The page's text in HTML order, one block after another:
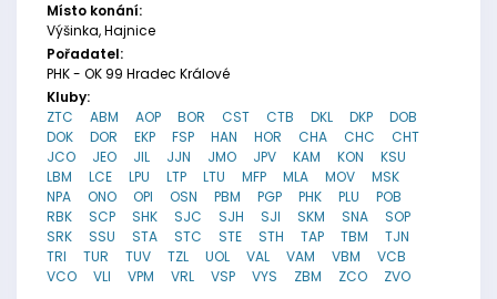
Místo konání:
Výšinka, Hajnice
Pořadatel:
PHK - OK 99 Hradec Králové
Kluby:
ZTC
ABM AOP BOR CST CTB DKL DKP
DOB
DOK
DOR EKP FSP HAN HOR CHA CHC
CHT
JCO
JEO JIL JJN JMO JPV KAM KON
KSU
LBM
LCE LPU LTP LTU MFP MLA MOV
MSK
NPA
ONO OPI OSN PBM PGP PHK PLU
POB
RBK
SCP SHK SJC SJH SJI SKM SNA
SOP
SRK
SSU STA STC STE STH TAP TBM
TJN
TRI
TUR TUV TZL UOL VAL VAM VBM
VCB
VCO
VLI VPM VRL VSP VYS ZBM ZCO ZVO